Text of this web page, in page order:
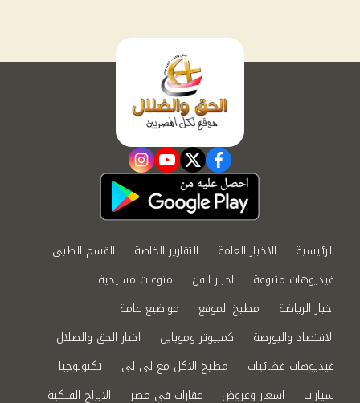
facebook
twitter
youtube
instagram
الرئيسية الاخبار العامة التقارير الخاصة
القسم الطبي
فيديوهات متنوعة
اخبار الفن
منوعات مسيحية
اخبار الرياضة
مطبخ الموقع
مواضيع عامة
الاقتصاد والبورصة
كمبيوتر وموبايل
اخبار الحق والضلال
فيديوهات فضائيات
مطبخ الاكل مع لى لى
تكنولوجيا
سيارات
اسعار وعروض عقارات في مصر الابراج الفلكية